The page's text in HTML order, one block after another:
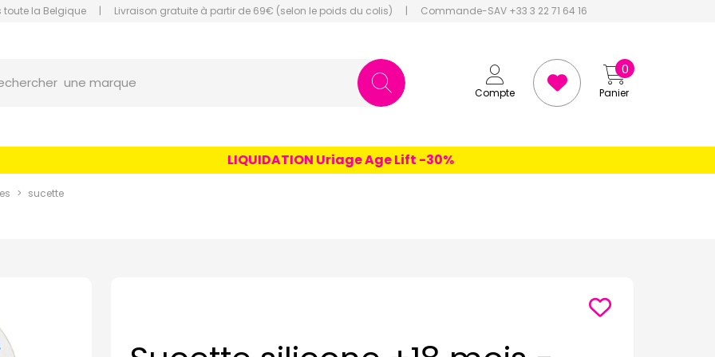
toute la Belgique | Livraison gratuite à partir de 69€ (selon le poids du colis) | Commande-SAV +33 3 22 71 64 16
Compte Panier
0
LIQUIDATION Uriage Age Lift -30%
sucette